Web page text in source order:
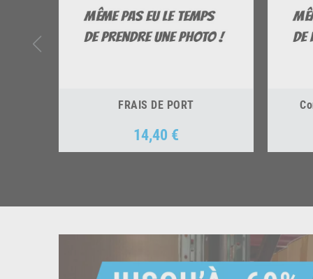
FRAIS DE PORT
Prix
14,40 €